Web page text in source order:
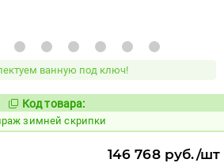
ванную под ключ!
Код:
988342
Код товара:
зимней скрипки
146 768 руб./шт